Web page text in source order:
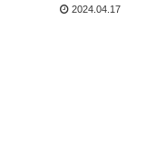
2024.04.17